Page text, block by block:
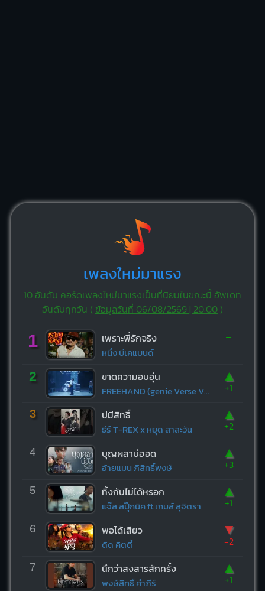
เพลงใหม่มาแรง
10 อันดับ คอร์ดเพลงใหม่มาแรงเป็นที่นิยมในขณะนี้ อัพเดท
อันดับทุกวัน ( ข้อมูลวันที่ 06/08/2569 | 20:00)
1 เพราะพี่รักจริง
หนึ่ง บีเคแบนด์
-
2 ขาดความอบอุ่น
FREEHAND (genie Verse Vol.1)
▲
+1
3 บ่มีสิทธิ์
ธีร์ T-REX x หยุด สาละวัน
▲
+2
4 บุญผลาบ่ฮอด
อ้ายแมน ภิสิทธิ์พงษ์
▲
+3
5 ทิ้งกันไม่ได้หรอก
แจ๊ส สปุ๊กนิค ft.เกมส์ สุจิตรา
▲
+1
6 พอได้เสียว
ดิด คิตตี้
▼
-2
7 นึกว่าสงสารสักครั้ง
พงษ์สิทธิ์ คำภีร์
▲
+1